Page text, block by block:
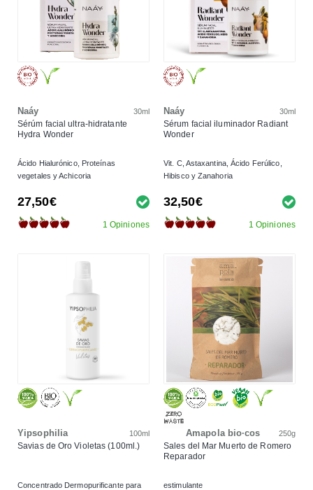
Naáy 30ml
Sérúm facial ultra-hidratante
Hydra Wonder
Ácido Hialurónico, Proteínas
vegetales y Achicoria
27,50€
1 Opiniones
Naáy 30ml
Sérum facial iluminador Radiant
Wonder
Vit. C, Astaxantina, Ácido Ferúlico,
Hibisco y Zanahoria
32,50€
1 Opiniones
Yipsophilia 100ml
Savias de Oro Violetas (100ml.)
Concentrado Dermopurificante para
Amapola bio·cos 250g
Sales del Mar Muerto de Romero
Reparador
estimulante